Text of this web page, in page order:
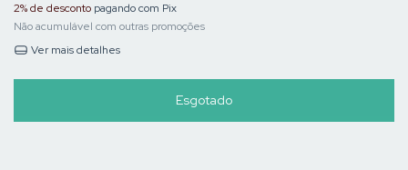
2% de desconto pagando com Pix
Não acumulável com outras promoções
Ver mais detalhes